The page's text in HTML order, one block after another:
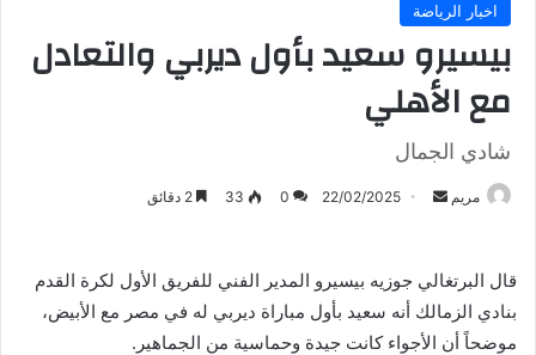
اخبار الرياضة
بيسيرو سعيد بأول ديربي والتعادل
مع الأهلي
شادي الجمال
مريم
أرسل 22/02/2025
0
33
قال البرتغالي جوزيه بيسيرو المدير الفني للفريق الأول لكرة القدم
بنادي الزمالك أنه سعيد بأول مباراة ديربي له في مصر مع الأبيض،
موضحاً أن الأجواء كانت جيدة وحماسية من الجماهير.